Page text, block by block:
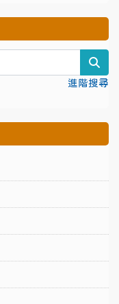
進階搜尋